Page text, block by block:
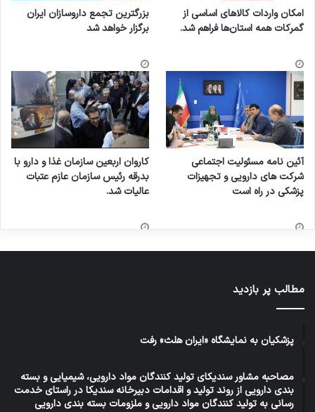
امکان واردات کالاهای اساسی از
گمرکات همه استان‌ها فراهم شد.
بزرگترین تجمع داروسازان ایران
برگزار خواهد شد
آئین نامه مسئولیت اجتماعی
شرکت های دارویی و تجهیزات
پزشکی در راه است
کاروان اربعین سازمان غذا و دارو با
بدرقه رئیس سازمان عازم عتبات
عالیات شد.
مطالب پر بازدید
پزشکیان به نمایشگاه «ایران هلث» رفت
مصاحبه مشاور سندیکای تولید کنندگان مواد دارویی، شیمیایی و بسته
بندی دارویی از روند تولید و اقدامات دبیرخانه سندیکا در راستای خدمت
رسانی به تولید کنندگان مواد دارویی و ملزومات بسته بندی دارویی